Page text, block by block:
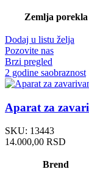
Zemlja porekla
Dodaj u listu želja
Pozovite nas
Brzi pregled
2 godine saobraznost
Aparat za
SKU: 13443
14.000,00 RSD
Brend